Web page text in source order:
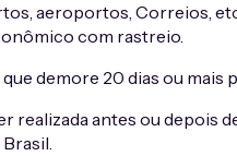
aeroportos, Correios,
com rastreio.
demore 20 dias ou mais
realizada antes ou depois